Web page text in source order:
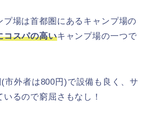
プ場は首都圏にあるキャンプ場の
コスパの高いキャンプ場の一つで
市外者は800円)で設備も良く、サ
るので窮屈さもなし！